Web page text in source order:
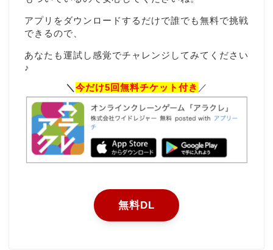
アプリをダウンロードするだけで誰でも無料で挑戦
できるので、
あなたも運試し感覚でチャレンジしてみてください
♪
＼ 今だけ5回無料チケット付き ／
無料DL